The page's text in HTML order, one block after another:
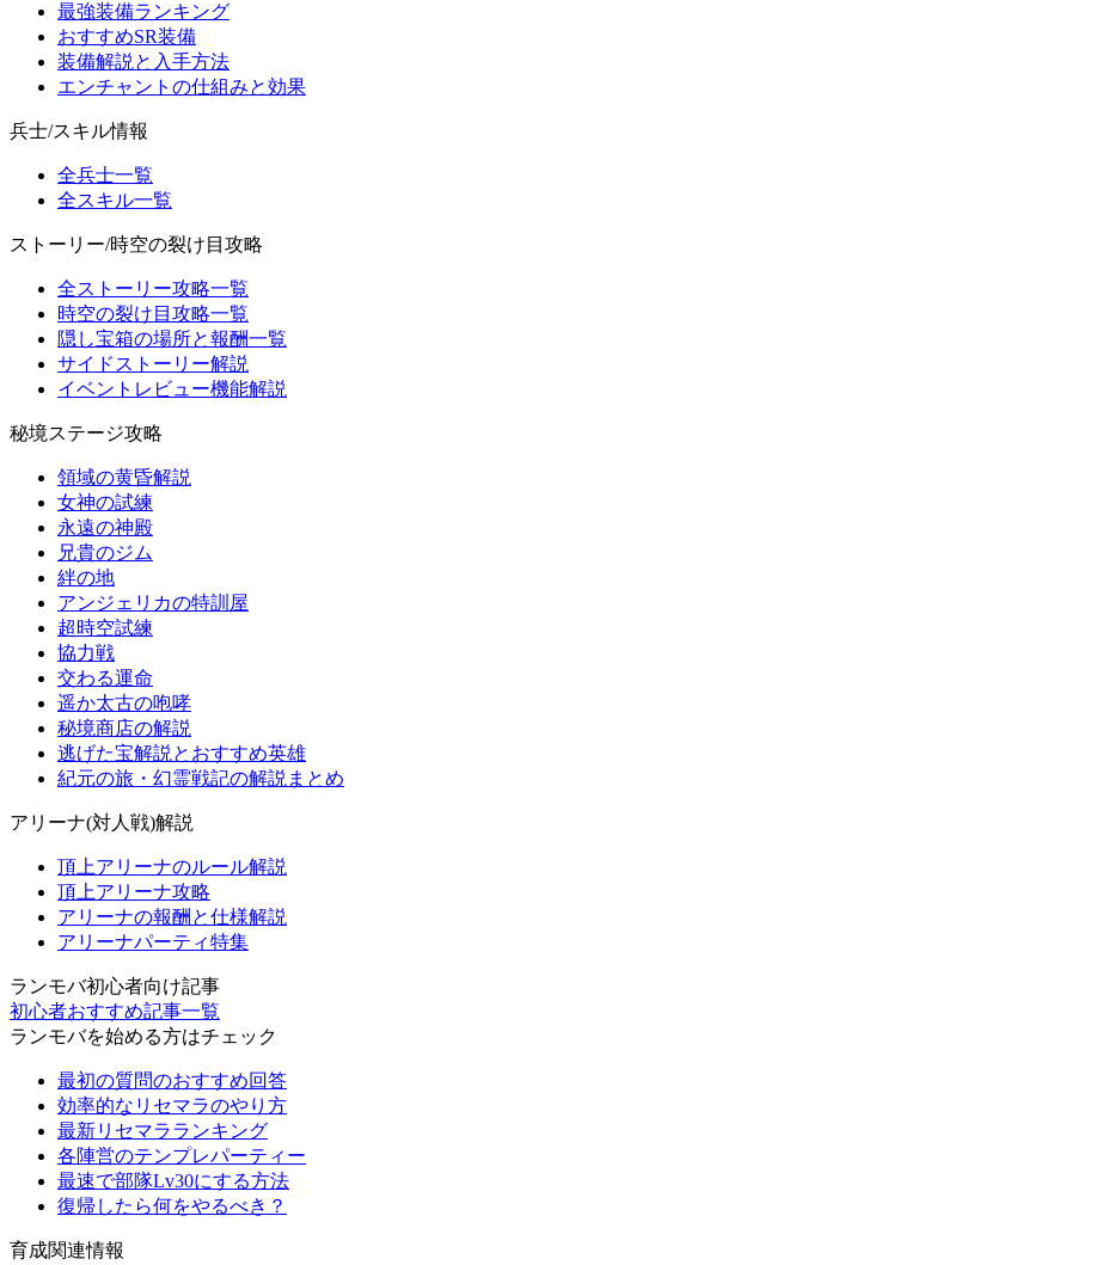
最強装備ランキング
おすすめSR装備
装備解説と入手方法
エンチャントの仕組みと効果
兵士/スキル情報
全兵士一覧
全スキル一覧
ストーリー/時空の裂け目攻略
全ストーリー攻略一覧
時空の裂け目攻略一覧
隠し宝箱の場所と報酬一覧
サイドストーリー解説
イベントレビュー機能解説
秘境ステージ攻略
領域の黄昏解説
女神の試練
永遠の神殿
兄貴のジム
絆の地
アンジェリカの特訓屋
超時空試練
協力戦
交わる運命
遥か太古の咆哮
秘境商店の解説
逃げた宝解説とおすすめ英雄
紀元の旅・幻霊戦記の解説まとめ
アリーナ(対人戦)解説
頂上アリーナのルール解説
頂上アリーナ攻略
アリーナの報酬と仕様解説
アリーナパーティ特集
ランモバ初心者向け記事
初心者おすすめ記事一覧
ランモバを始める方はチェック
最初の質問のおすすめ回答
効率的なリセマラのやり方
最新リセマラランキング
各陣営のテンプレパーティー
最速で部隊Lv30にする方法
復帰したら何をやるべき？
育成関連情報